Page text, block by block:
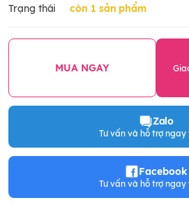
Trạng thái còn 1 sản phẩm
MUA NGAY
Zalo
Tư vấn và hỗ trợ ngay
Facebook
Tư vấn và hỗ trợ ngay